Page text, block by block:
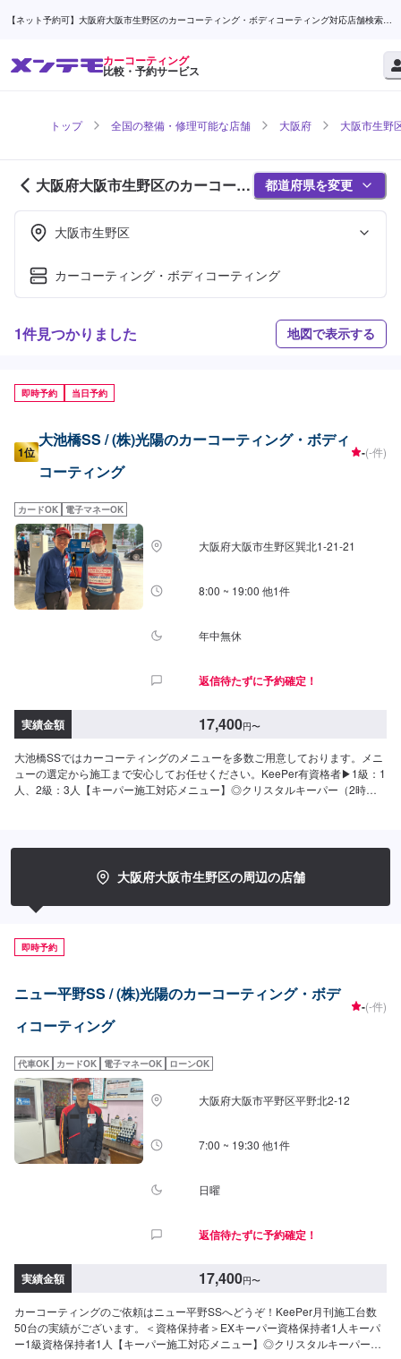
【ネット予約可】大阪府大阪市生野区のカーコーティング・ボディコーティング対応店舗検索な
カーコーティング
比較・予約サービス
トップ 全国の整備・修理可能な店舗 大阪府 大阪市生野
大阪府大阪市生野区のカーコーテ
ィング対応店舗紹介 (1ページ目)
都道府県を変更
大阪市生野区
カーコーティング・ボディコーティング
1件見つかりました 地図で表示する
即時予約 当日予約
1位
大池橋SS / (株)光陽のカーコーティング・ボディ
コーティング
-(-件)
カードOK 電子マネーOK
大阪府大阪市生野区巽北1-21-21
8:00 ~ 19:00 他1件
年中無休
返信待たずに予約確定！
実績金額 17,400円〜
大池橋SSではカーコーティングのメニューを多数ご用意しております。メニ
ューの選定から施工まで安心してお任せください。KeePer有資格者▶︎1級：1
人、2級：3人【キーパー施工対応メニュー】◎クリスタルキーパー（2時
る必要もあります）青空駐車でも綺麗を保ちます。27,400円（SS）29,500円
（S）31,800円（M）33,900円（L）38,400円（LL）42,900円（XL）◎ダイ
ス被膜で塗装により深いツヤをだし強固に守ります。49,900円（SS）55,100
ダイヤモンドキーパー（4時間〜1日）ノーメンテナンスで3年間耐久ダイヤ
円（L）102,900円（LL）131,400円（XL）◎エコダイヤキーパー（3〜8時
間）ノーメンテナンスで3年耐久新たに開発されたECOプラスレジンを防ぐ
独特な防汚能力を持つ被膜で、自然の雨で汚れが落ちやすくなります。
（LL）131,400円（XL）＜その他メニュー＞●WAX洗車（10分〜）1,430円
（SS〜L：軽自動車・普通車）1,760円（LL〜XL：1BOX・RV）●ビーナスガ
ード（15分〜）耐久1〜2ヶ月・強力撥水2,530円（SS〜L：軽自動車・普通
車）2,860円（LL〜XL：1BOX・RV）●クラスコートサラ（15分〜）耐久〜3
ヶ月・ガラス系コーティング3,630円（SS〜L：軽自動車・普通車）3,960円
（LL〜XL：1BOX・RV）
大阪府大阪市生野区の周辺の店舗
即時予約
ニュー平野SS / (株)光陽のカーコーティング・ボデ
ィコーティング
-(-件)
代車OK カードOK 電子マネーOK ローンOK
大阪府大阪市平野区平野北2-12
7:00 ~ 19:30 他1件
日曜
返信待たずに予約確定！
実績金額 17,400円〜
カーコーティングのご依頼はニュー平野SSへどうぞ！KeePer月刊施工台数
50台の実績がございます。＜資格保持者＞EXキーパー資格保持者1人キーパ
ー1級資格保持者1人【キーパー施工対応メニュー】◎クリスタルキーパー